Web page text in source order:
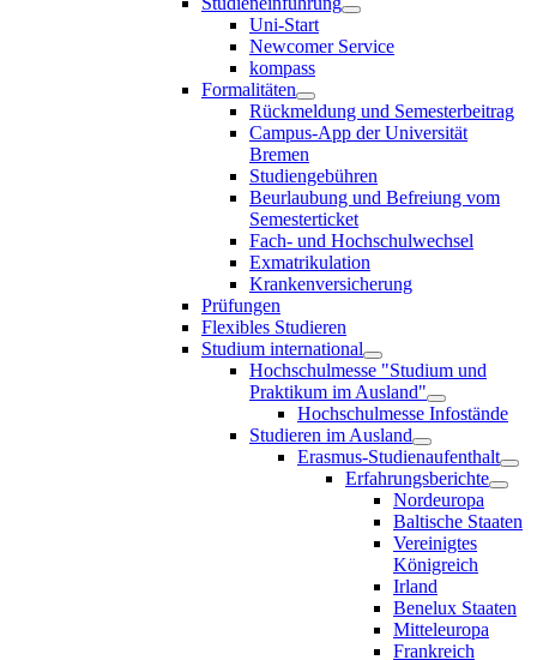
Uni-Start
Newcomer Service
kompass
Formalitäten
Rückmeldung und Semesterbeitrag
Campus-App der Universität
Bremen
Studiengebühren
Beurlaubung und Befreiung vom
Semesterticket
Fach- und Hochschulwechsel
Exmatrikulation
Krankenversicherung
Prüfungen
Flexibles Studieren
Studium international
Hochschulmesse "Studium und
Praktikum im Ausland"
Hochschulmesse Infostände
Studieren im Ausland
Erasmus-Studienaufenthalt
Erfahrungsberichte
Nordeuropa
Baltische Staaten
Vereinigtes
Königreich
Irland
Benelux Staaten
Mitteleuropa
Frankreich